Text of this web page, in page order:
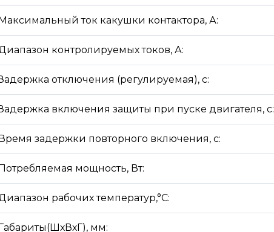
Максимальный ток какушки контактора, А:
контролируемых токов, А:
отключения (регулируемая), с:
включения защиты при пуске двигателя, с:
Время задержки повторного включения, с:
Потребляемая мощность, Вт:
рабочих температур,°С:
Габариты(ШхВхГ), мм: